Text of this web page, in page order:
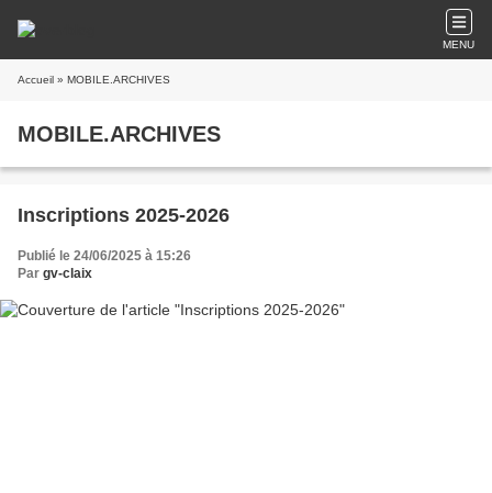
MENU
Accueil » MOBILE.ARCHIVES
MOBILE.ARCHIVES
Inscriptions 2025-2026
Publié le 24/06/2025 à 15:26
Par gv-claix